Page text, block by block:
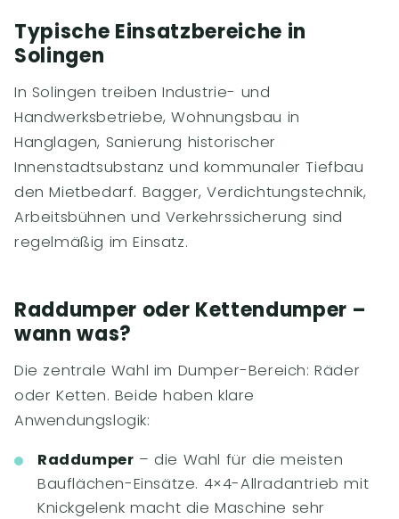
Typische Einsatzbereiche in
Solingen
In Solingen treiben Industrie- und
Handwerksbetriebe, Wohnungsbau in
Hanglagen, Sanierung historischer
Innenstadtsubstanz und kommunaler Tiefbau
den Mietbedarf. Bagger, Verdichtungstechnik,
Arbeitsbühnen und Verkehrssicherung sind
regelmäßig im Einsatz.
Raddumper oder Kettendumper –
wann was?
Die zentrale Wahl im Dumper-Bereich: Räder
oder Ketten. Beide haben klare
Anwendungslogik:
Raddumper – die Wahl für die meisten
Bauflächen-Einsätze. 4×4-Allradantrieb mit
Knickgelenk macht die Maschine sehr